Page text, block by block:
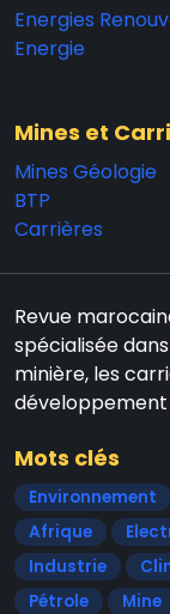
Energies
Energie
Mines et
Mines Géologie
BTP
Carrières
Revue
spécialisée
minière, les
développement
Mots clés
Environnement
Afrique
Industrie
Pétrole
Mine